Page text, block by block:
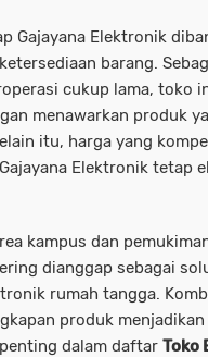
Gajayana Elektronik
barang.
cukup lama, toko
menawarkan produk
itu, harga yang
Elektronik tetap
kampus dan
dianggap sebagai
rumah tangga.
produk
dalam daftar Toko